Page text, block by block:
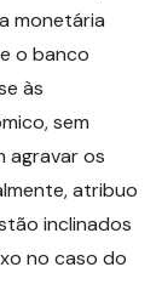
monetária
o banco
às
sem
agravar os
atribuo
inclinados
no caso do